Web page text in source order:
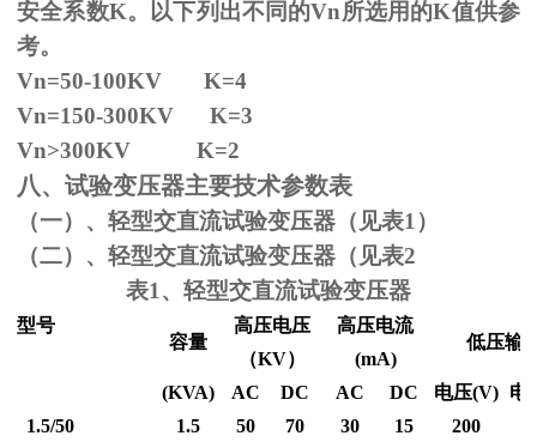
安全系数K。以下列出不同的Vn所选用的K值供参
考。
Vn=50-100KV K=4
Vn=150-300KV K=3
Vn>300KV K=2
八、试验变压器主要技术参数表
（一）、轻型交直流试验变压器（见表1）
（二）、轻型交直流试验变压器（见表2
表1、轻型交直流试验变压器
型号
容量
高压电压
（KV）
高压电流
(mA)
低压输
(KVA) AC DC AC DC 电压(V) 电
1.5/50
1.5 50 70 30 15 200